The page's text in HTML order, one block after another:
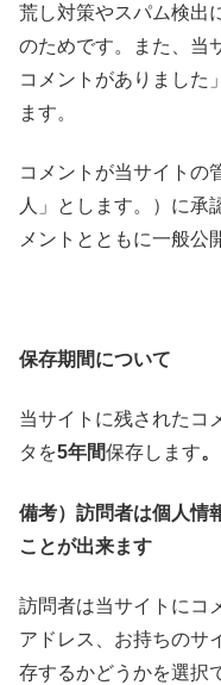
荒し対策やスパム検出
のためです。また、当
コメントがありました
ます。
コメントが当サイトの
人」とします。）に承
メントとともに一般公
保存期間について
当サイトに残されたコ
タを5年間保存します。
備考）訪問者は個人情
ことが出来ます
訪問者は当サイトにコ
アドレス、お持ちのサ
存するかどうかを選択